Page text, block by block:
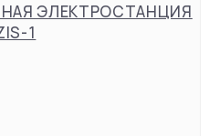
ЭЛЕКТРОСТАНЦИЯ
1